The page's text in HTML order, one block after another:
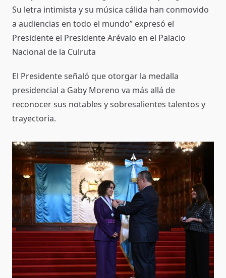
Su letra intimista y su música cálida han conmovido
a audiencias en todo el mundo” expresó el
Presidente el Presidente Arévalo en el Palacio
Nacional de la Culruta
El Presidente señaló que otorgar la medalla
presidencial a Gaby Moreno va más allá de
reconocer sus notables y sobresalientes talentos y
trayectoria.